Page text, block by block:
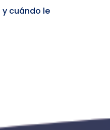
y cuándo le